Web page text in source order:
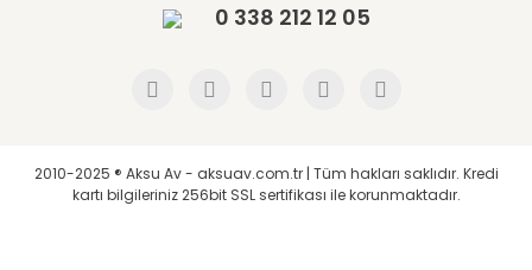
0 338 212 12 05
2010-2025 ® Aksu Av - aksuav.com.tr | Tüm hakları saklıdır. Kredi
kartı bilgileriniz 256bit SSL sertifikası ile korunmaktadır.